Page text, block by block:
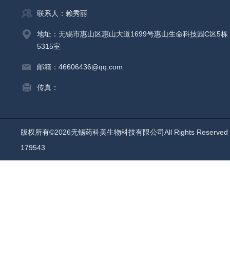
联系人：赖秀丽
地址：无锡市惠山区惠山大道1699号惠山生命科技园C区5栋
5315室
邮箱：46606436@qq.com
传真：
版权所有©2026无锡药科美生物科技有限公司All Rights
179543